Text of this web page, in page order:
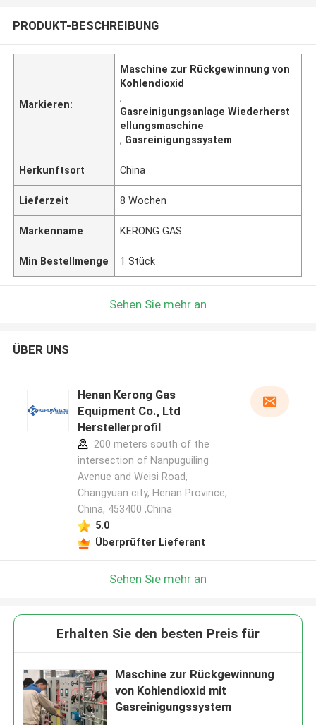
PRODUKT-BESCHREIBUNG
Markieren:
Maschine zur Rückgewinnung von
Kohlendioxid
,
Gasreinigungsanlage Wiederherst
ellungsmaschine
, Gasreinigungssystem
Herkunftsort China
Lieferzeit 8 Wochen
Markenname KERONG GAS
Min Bestellmenge 1 Stück
Sehen Sie mehr an
ÜBER UNS
Henan Kerong Gas
Equipment Co., Ltd
Herstellerprofil
200 meters south of the
intersection of Nanpuguiling
Avenue and Weisi Road,
Changyuan city, Henan Province,
China, 453400 ,China
5.0
Überprüfter Lieferant
Sehen Sie mehr an
Erhalten Sie den besten Preis für
Maschine zur Rückgewinnung
von Kohlendioxid mit
Gasreinigungssystem